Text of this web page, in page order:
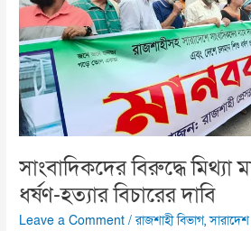
সাংবাদিকদের বিরুদ্ধে মিথ্যা
ধর্ষণ-হত্যার বিচারের দাবি
Leave a Comment /রাজশাহী বিভাগ,সারাদেশ
শিশু
ধর্ষণ-
হত্যার
বিচারের
দাবি